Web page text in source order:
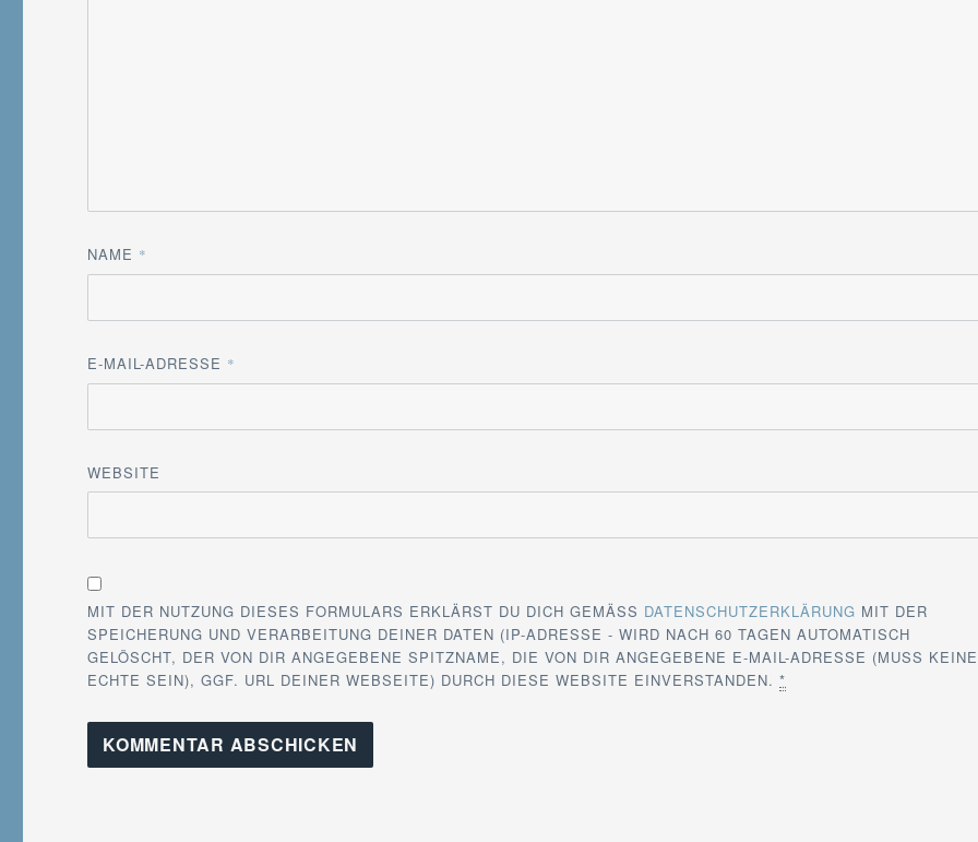
NAME *
E-MAIL-ADRESSE *
WEBSITE
MIT DER NUTZUNG DIESES FORMULARS ERKLÄRST DU DICH GEMÄSS DATENSCHUTZERKLÄRUNG MIT DER
SPEICHERUNG UND VERARBEITUNG DEINER DATEN (IP-ADRESSE - WIRD NACH 60 TAGEN AUTOMATISCH
GELÖSCHT, DER VON DIR ANGEGEBENE SPITZNAME, DIE VON DIR ANGEGEBENE E-MAIL-ADRESSE (MUSS KEINE
ECHTE SEIN), GGF. URL DEINER WEBSEITE) DURCH DIESE WEBSITE EINVERSTANDEN.*